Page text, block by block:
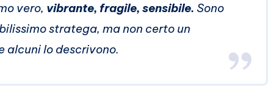
vero, vibrante, fragile, sensibile. Sono
stratega, ma non certo un
alcuni lo descrivono.